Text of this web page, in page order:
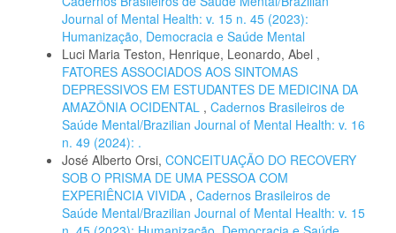
Journal of Mental Health: v. 15 n. 45 (2023):
Humanização, Democracia e Saúde Mental
Luci Maria Teston, Henrique, Leonardo, Abel ,
FATORES ASSOCIADOS AOS SINTOMAS
DEPRESSIVOS EM ESTUDANTES DE MEDICINA DA
AMAZÔNIA OCIDENTAL , Cadernos Brasileiros de
Saúde Mental/Brazilian Journal of Mental Health: v. 16
n. 49 (2024): .
José Alberto Orsi, CONCEITUAÇÃO DO RECOVERY
SOB O PRISMA DE UMA PESSOA COM
EXPERIÊNCIA VIVIDA , Cadernos Brasileiros de
Saúde Mental/Brazilian Journal of Mental Health: v. 15